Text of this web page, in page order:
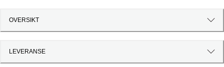
OVERSIKT
LEVERANSE